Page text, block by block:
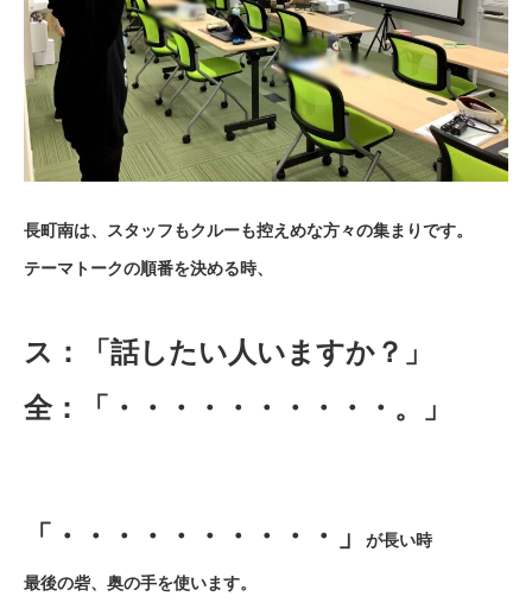
長町南は、スタッフもクルーも控えめな方々の集まりです。
テーマトークの順番を決める時、
ス：「話したい人いますか？」
全：「・・・・・・・・・・。」
「・・・・・・・・・・」 が長い時
最後の砦、奥の手を使います。